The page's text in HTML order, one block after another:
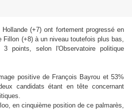
(+7) ont fortement progressé en
Fillon (+8) à un niveau toutefois plus bas,
points, selon l'Observatoire politique
positive de François Bayrou et 53%
candidats étant en tête concernant
en cinquième position de ce palmarès,